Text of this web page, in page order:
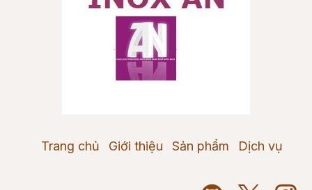
Trang chủ Giới thiệu Sản phẩm Dịch vụ